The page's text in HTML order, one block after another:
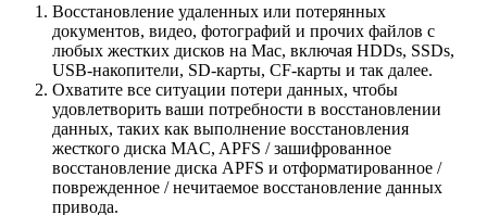
Восстановление удаленных или потерянных
документов, видео, фотографий и прочих файлов с
любых жестких дисков на Mac, включая HDDs, SSDs,
USB-накопители, SD-карты, CF-карты и так далее.
Охватите все ситуации потери данных, чтобы
удовлетворить ваши потребности в восстановлении
данных, таких как выполнение восстановления
жесткого диска MAC, APFS / зашифрованное
восстановление диска APFS и отформатированное /
поврежденное / нечитаемое восстановление данных
привода.